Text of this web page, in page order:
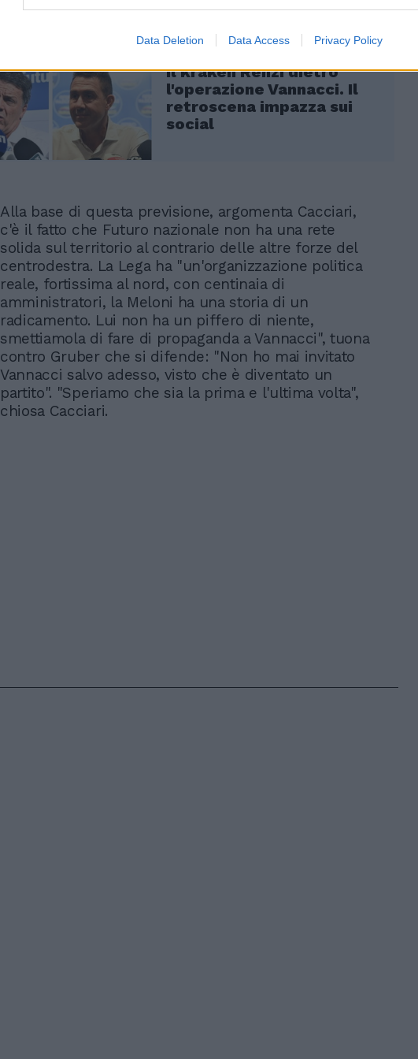
Data Deletion Data Access Privacy Policy
Il kraken Renzi dietro
l'operazione Vannacci. Il
retroscena impazza sui
social
Alla base di questa previsione, argomenta Cacciari,
c'è il fatto che Futuro nazionale non ha una rete
solida sul territorio al contrario delle altre forze del
centrodestra. La Lega ha "un'organizzazione politica
reale, fortissima al nord, con centinaia di
amministratori, la Meloni ha una storia di un
radicamento. Lui non ha un piffero di niente,
smettiamola di fare di propaganda a Vannacci", tuona
contro Gruber che si difende: "Non ho mai invitato
Vannacci salvo adesso, visto che è diventato un
partito". "Speriamo che sia la prima e l'ultima volta",
chiosa Cacciari.